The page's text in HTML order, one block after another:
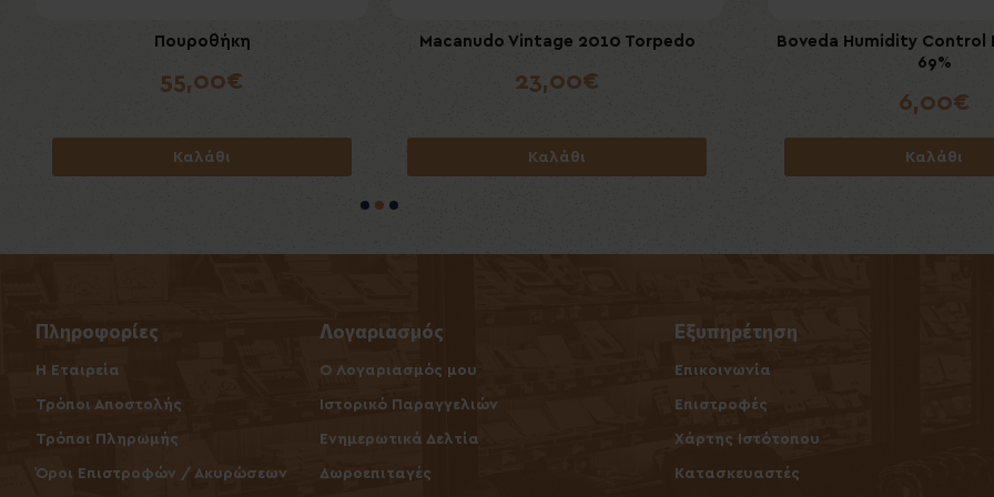
Πουροθήκη
55,00€
Καλάθι
Macanudo Vintage 2010 Torpedo
23,00€
Καλάθι
Villiger Premium No7
Καλάθι
Boveda Humidity Control Packet 60gr
Καλάθι
Boveda Humidity Control
69%
6,00€
Καλάθι
Πληροφορίες
Η Εταιρεία
Τρόποι Αποστολής
Τρόποι Πληρωμής
Όροι Επιστροφών / Ακυρώσεων
Λογαριασμός
O Λογαριασμός μου
Ιστορικό Παραγγελιών
Ενημερωτικά Δελτία
Δωροεπιταγές
Εξυπηρέτηση
Επικοινωνία
Επιστροφές
Χάρτης Ιστότοπου
Κατασκευαστές